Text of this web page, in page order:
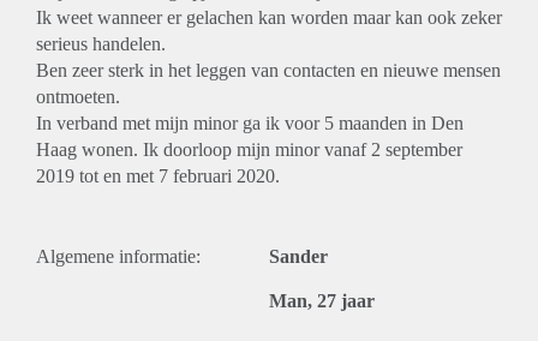
Ik weet wanneer er gelachen kan worden maar kan ook zeker
serieus handelen.
Ben zeer sterk in het leggen van contacten en nieuwe mensen
ontmoeten.
In verband met mijn minor ga ik voor 5 maanden in Den
Haag wonen. Ik doorloop mijn minor vanaf 2 september
2019 tot en met 7 februari 2020.
Algemene informatie: Sander
Man, 27 jaar